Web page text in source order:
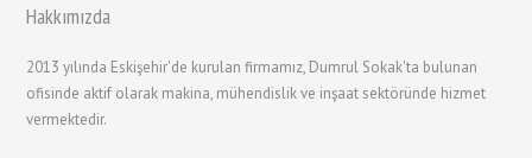
Hakkımızda
2013 yılında Eskişehir'de kurulan firmamız, Dumrul Sokak'ta bulunan
ofisinde aktif olarak makina, mühendislik ve inşaat sektöründe hizmet
vermektedir.